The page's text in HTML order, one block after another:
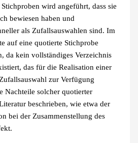
wird angeführt, dass sie
bewiesen haben und
als Zufallsauswahlen sind. Im
auf eine quotierte Stichprobe
da kein vollständiges Verzeichnis
das für die Realisation einer
zur Verfügung
Nachteile solcher quotierter
beschrieben, wie etwa der
bei der Zusammenstellung des